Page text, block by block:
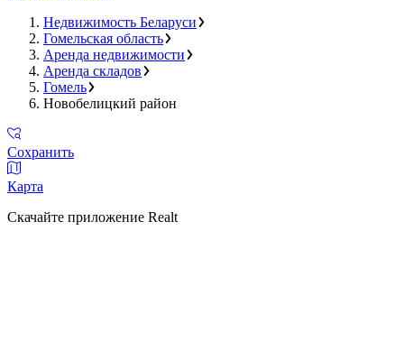
Недвижимость Беларуси
Гомельская область
Аренда недвижимости
Аренда складов
Гомель
Новобелицкий район
Сохранить
Карта
Скачайте приложение Realt